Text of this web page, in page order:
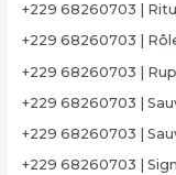
+229 68260703 |
+229 68260703 |
+229 68260703 |
+229 68260703 |
+229 68260703 |
+229 68260703 |